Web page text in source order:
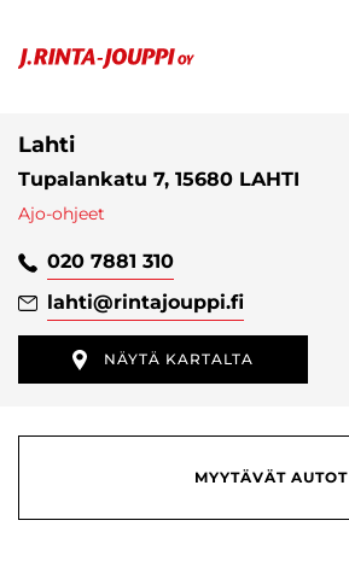
Lahti
Tupalankatu 7, 15680 LAHTI
Ajo-ohjeet
020 7881 310
lahti@rintajouppi.fi
NÄYTÄ KARTALTA
MYYTÄVÄT AUTOT